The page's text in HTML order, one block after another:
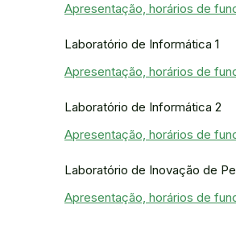
Apresentação, horários de
Laboratório de Informática 1
Apresentação, horários de
Laboratório de Informática 2
Apresentação, horários de
Laboratório de Inovação de
Apresentação, horários de